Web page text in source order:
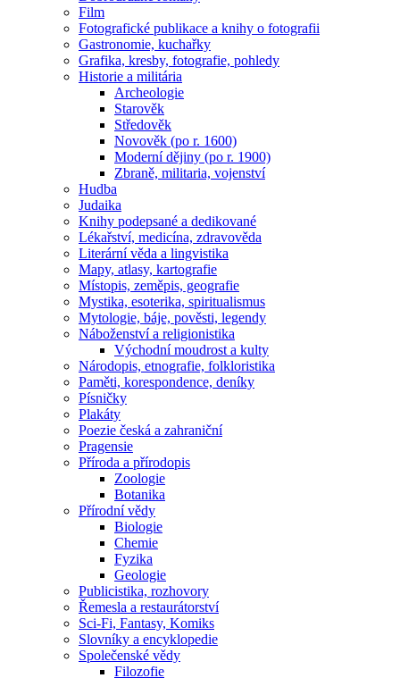
Film
Fotografické publikace a knihy o fotografii
Gastronomie, kuchařky
Grafika, kresby, fotografie, pohledy
Historie a militária
Archeologie
Starověk
Středověk
Novověk (po r. 1600)
Moderní dějiny (po r. 1900)
Zbraně, militaria, vojenství
Hudba
Judaika
Knihy podepsané a dedikované
Lékařství, medicína, zdravověda
Literární věda a lingvistika
Mapy, atlasy, kartografie
Místopis, zeměpis, geografie
Mystika, esoterika, spiritualismus
Mytologie, báje, pověsti, legendy
Náboženství a religionistika
Východní moudrost a kulty
Národopis, etnografie, folkloristika
Paměti, korespondence, deníky
Písničky
Plakáty
Poezie česká a zahraniční
Pragensie
Příroda a přírodopis
Zoologie
Botanika
Přírodní vědy
Biologie
Chemie
Fyzika
Geologie
Publicistika, rozhovory
Řemesla a restaurátorství
Sci-Fi, Fantasy, Komiks
Slovníky a encyklopedie
Společenské vědy
Filozofie